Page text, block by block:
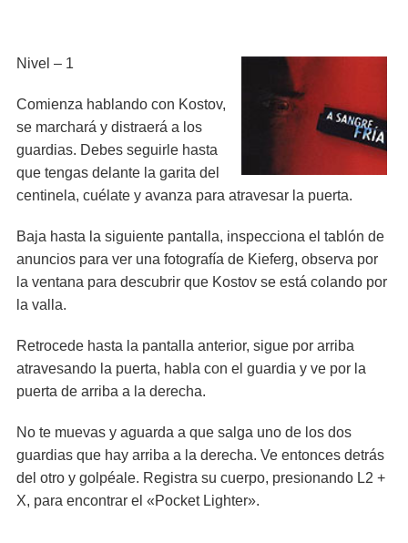
Nivel – 1
Comienza hablando con Kostov,
se marchará y distraerá a los
guardias. Debes seguirle hasta
que tengas delante la garita del
centinela, cuélate y avanza para atravesar la puerta.
Baja hasta la siguiente pantalla, inspecciona el tablón de
anuncios para ver una fotografía de Kieferg, observa por
la ventana para descubrir que Kostov se está colando por
la valla.
Retrocede hasta la pantalla anterior, sigue por arriba
atravesando la puerta, habla con el guardia y ve por la
puerta de arriba a la derecha.
No te muevas y aguarda a que salga uno de los dos
guardias que hay arriba a la derecha. Ve entonces detrás
del otro y golpéale. Registra su cuerpo, presionando L2 +
X, para encontrar el «Pocket Lighter».